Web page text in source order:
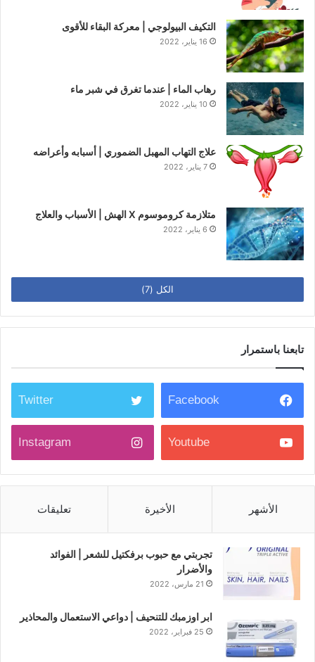
التكيف البيولوجي | معركة البقاء للأقوى
16 يناير، 2022
رهاب الماء | عندما تغرق في شبر ماء
10 يناير، 2022
علاج التهاب المهبل الضموري | أسبابه وأعراضه
7 يناير، 2022
متلازمة كروموسوم X الهش | الأسباب والعلاج
6 يناير، 2022
الكل (7)
تابعنا باستمرار
Facebook
Twitter
Youtube
Instagram
الأشهر الأخيرة تعليقات
تجربتي مع حبوب برفكتيل للشعر | الفوائد
والأضرار
21 مارس، 2022
ابر اوزمبك للتنحيف | دواعي الاستعمال والمحاذير
25 فبراير، 2022